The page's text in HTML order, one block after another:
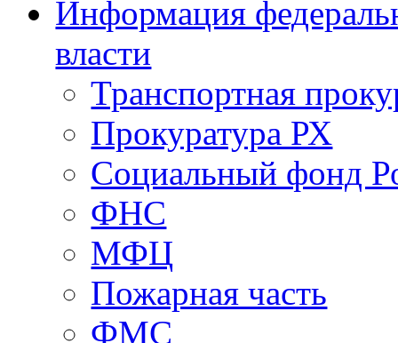
Информация
власти
Транспортная
Прокуратура РХ
Социальный фонд
ФНС
МФЦ
Пожарная часть
ФМС